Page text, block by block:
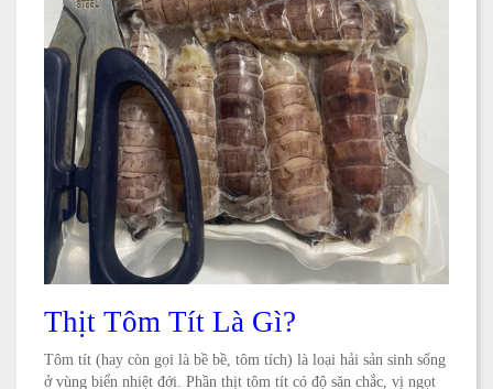
Thịt Tôm Tít Là Gì?
Tôm tít (hay còn gọi là bề bề, tôm tích) là loại hải sản sinh sống
ở vùng biển nhiệt đới. Phần thịt tôm tít có độ săn chắc, vị ngọt